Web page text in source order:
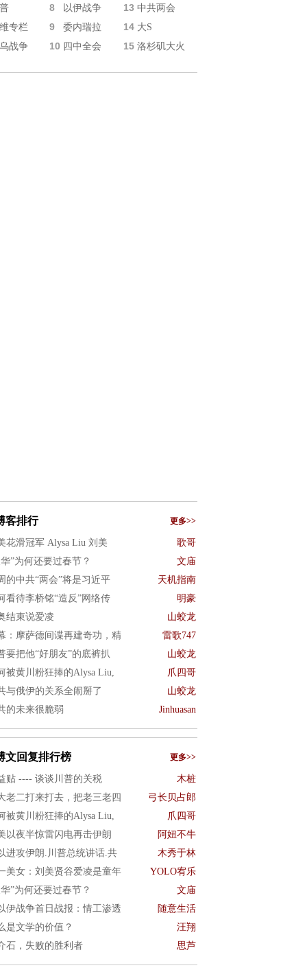
8 以伊战争 13 中共两会
专栏
9 委内瑞拉 14 大S
战争
10 四中全会 15 洛杉矶大火
客排行 更多>>
花滑冠军 Alysa Liu 刘美
歌哥
”为何还要过春节？
文庙
的中共“两会”将是习近平
天机指南
看待李桥铭“造反”网络传
明豪
结束说爱凌
山蛟龙
：摩萨德间谍再建奇功，精
雷歌747
要把他“好朋友”的底裤扒
山蛟龙
被黄川粉狂捧的Alysa Liu,
爪四哥
与俄伊的关系全闹掰了
山蛟龙
的未来很脆弱
Jinhuasan
文回复排行榜 更多>>
贴 ---- 谈谈川普的关税
木桩
老二打来打去，把老三老四
弓长贝占郎
被黄川粉狂捧的Alysa Liu,
爪四哥
以夜半惊雷闪电再击伊朗
阿妞不牛
进攻伊朗.川普总统讲话.共
木秀于林
美女：刘美贤谷爱凌是童年
YOLO宥乐
”为何还要过春节？
文庙
伊战争首日战报：情工渗透
随意生活
是文学的价值？
汪翔
石，失败的胜利者
思芦